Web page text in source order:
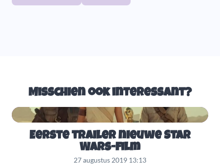
Misschien ook interessant?
Eerste trailer nieuwe Star
Wars-film
27 augustus 2019 13:13